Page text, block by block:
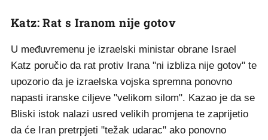
Katz: Rat s Iranom nije gotov
U međuvremenu je izraelski ministar obrane Israel
Katz poručio da rat protiv Irana "ni izbliza nije gotov" te
upozorio da je izraelska vojska spremna ponovno
napasti iranske ciljeve "velikom silom". Kazao je da se
Bliski istok nalazi usred velikih promjena te zaprijetio
da će Iran pretrpjeti "težak udarac" ako ponovno